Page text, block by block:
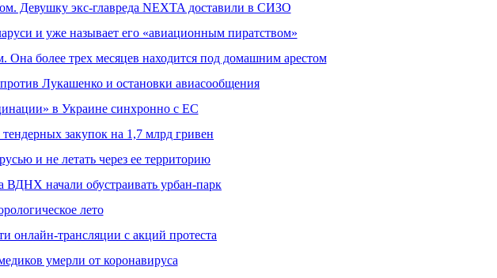
Девушку экс-главреда NEXTA доставили в СИЗО
и уже называет его «авиационным пиратством»
Она более трех месяцев находится под домашним арестом
Лукашенко и остановки авиасообщения
в Украине синхронно с ЕС
закупок на 1,7 млрд гривен
и не летать через ее территорию
ВДНХ начали обустраивать урбан-парк
лето
трансляции с акций протеста
умерли от коронавируса